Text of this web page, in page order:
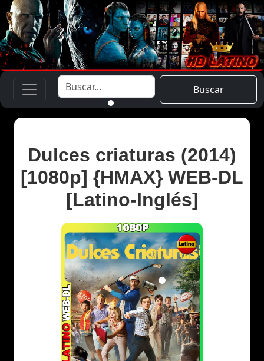
Buscar
Dulces criaturas (2014)
[1080p] {HMAX} WEB-DL
[Latino-Inglés]